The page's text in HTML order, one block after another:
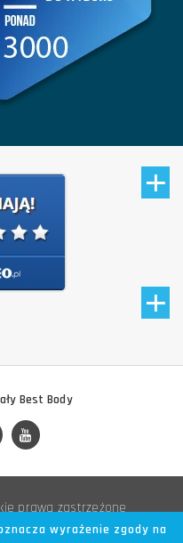
Best Body
prawa zastrzeżone
wyrażenie zgody na